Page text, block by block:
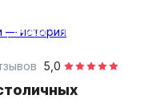
1,5 часа
пешком
5,0